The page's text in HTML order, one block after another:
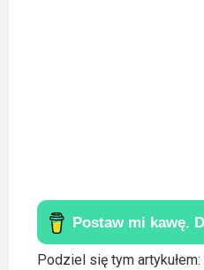
Podziel się tym artykułem: